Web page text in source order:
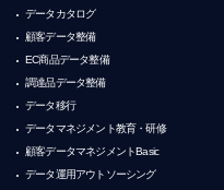
データカタログ
顧客データ整備
EC商品データ整備
調達品データ整備
データ移行
データマネジメント教育・研修
顧客データマネジメントBasic
データ運用アウトソーシング